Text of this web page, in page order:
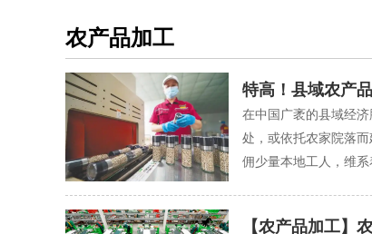
农产品加工
特高！县域农产
在中国广袤的县域经
处，或依托农家院落
佣少量本地工人，维系
【农产品加工】